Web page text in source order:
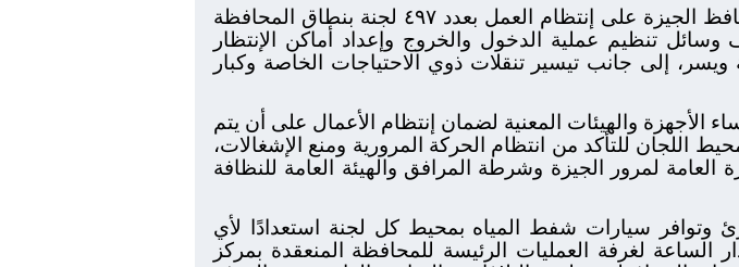
وخلال ترأسه لغرفة عمليات المحافظة صباح اليوم إطمأن محافظ الجيزة على إنتظام العمل بعدد ٤٩٧ لجنة بنطاق المحافظة
وسائل تنظيم عملية الدخول والخروج وإعداد أماكن الإنتظار
ويسر، إلى جانب تيسير تنقلات ذوي الاحتياجات الخاصة وكبار
الأجهزة والهيئات المعنية لضمان إنتظام الأعمال على أن يتم
اللجان للتأكد من انتظام الحركة المرورية ومنع الإشغالات،
العامة لمرور الجيزة وشرطة المرافق والهيئة العامة للنظافة
وتوافر سيارات شفط المياه بمحيط كل لجنة استعدادًا لأي
لغرفة العمليات الرئيسة للمحافظة المنعقدة بمركز